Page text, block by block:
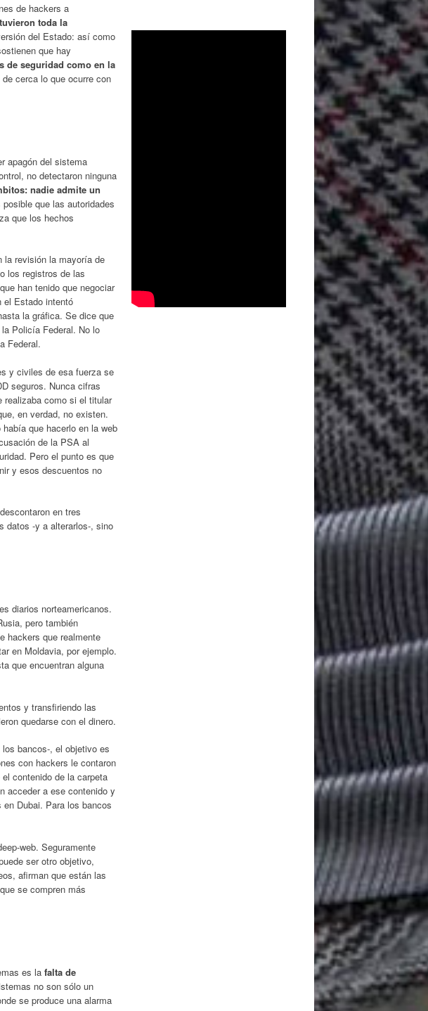
de hackers a
toda la
del Estado: así como
que hay
de seguridad como en la
cerca lo que ocurre con
apagón del sistema
no detectaron ninguna
nadie admite un
posible que las autoridades
que los hechos
la revisión la mayoría de
los registros de las
han tenido que negociar
el Estado intentó
la gráfica. Se dice que
Policía Federal. No lo
Federal.
y civiles de esa fuerza se
seguros. Nunca cifras
realizaba como si el titular
en verdad, no existen.
que hacerlo en la web
de la PSA al
Pero el punto es que
y esos descuentos no
en tres
datos -y a alterarlos-, sino
diarios norteamericanos.
pero también
hackers que realmente
en Moldavia, por ejemplo.
que encuentran alguna
y transfiriendo las
quedarse con el dinero.
bancos-, el objetivo es
con hackers le contaron
contenido de la carpeta
acceder a ese contenido y
Dubai. Para los bancos
web. Seguramente
ser otro objetivo,
afirman que están las
se compren más
es la falta de
no son sólo un
se produce una alarma